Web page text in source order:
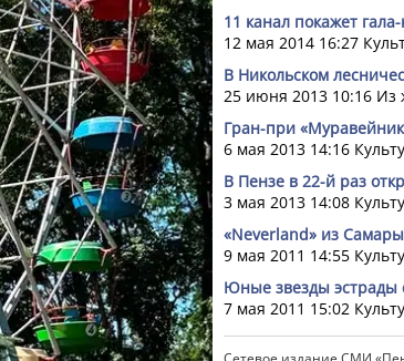
11 канал покажет
12 мая 2014 16:27
В Никольском
25 июня 2013 10:16 Из
Гран-при
6 мая 2013 14:16
В Пензе в 22-й раз
3 мая 2013 14:08
«Neverland» из
9 мая 2011 14:55
Юные звезды эстрады
7 мая 2011 15:02